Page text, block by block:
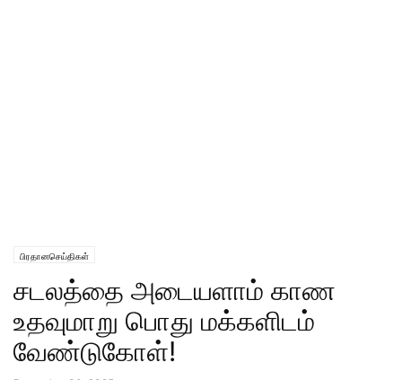
பிரதானசெய்திகள்
சடலத்தை அடையளாம் காண
உதவுமாறு பொது மக்களிடம்
வேண்டுகோள்!